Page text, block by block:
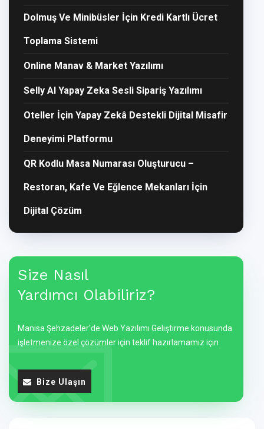
Dolmuş Ve Minibüsler İçin Kredi Kartlı Ücret
Toplama Sistemi
Online Manav & Market Yazılımı
Selly AI Yapay Zeka Sesli Sipariş Yazılımı
Oteller İçin Yapay Zekâ Destekli Dijital Misafir
Deneyimi Platformu
QR Kodlu Masa Numarası Oluşturucu –
Restoran, Kafe Ve Eğlence Mekanları İçin
Dijital Çözüm
Size Nasıl
Yardımcı Olabiliriz?
Manisa Şehzadeler'de Web Yazılımı Geliştirme konusunda
işletmenize özel çözümler için teklif hazırlamamız için
Bize Ulaşın